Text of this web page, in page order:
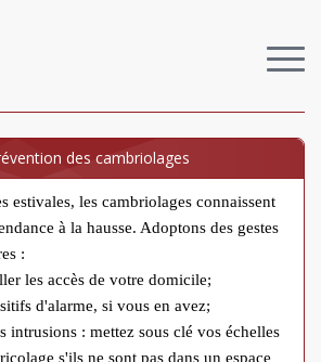
des cambriolages
estivales, les cambriolages connaissent
à la hausse. Adoptons des gestes
:
les accès de votre domicile;
d'alarme, si vous en avez;
intrusions : mettez sous clé vos échelles
s'ils ne sont pas dans un espace